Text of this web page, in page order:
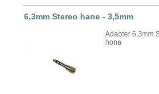
6,3mm Stereo hane - 3,5mm
Adapter 6,3mm
hona